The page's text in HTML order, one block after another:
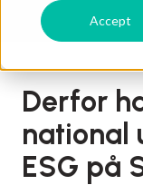
Accept
Derfor
national
ESG på